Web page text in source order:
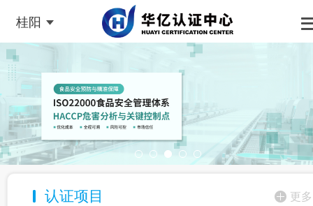
桂阳
认证项目 更多